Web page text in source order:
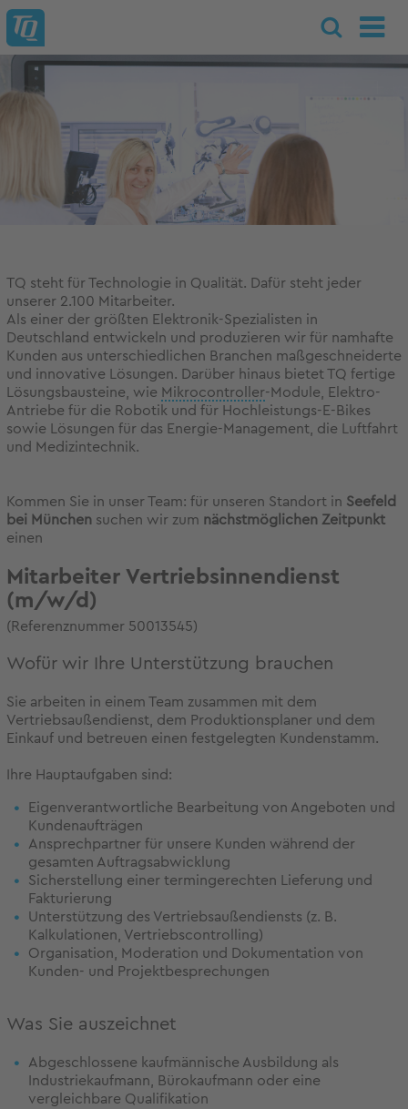
TQ steht für Technologie in Qualität. Dafür steht jeder
unserer 2.100 Mitarbeiter.
Als einer der größten Elektronik-Spezialisten in
Deutschland entwickeln und produzieren wir für namhafte
Kunden aus unterschiedlichen Branchen maßgeschneiderte
und innovative Lösungen. Darüber hinaus bietet TQ fertige
Lösungsbausteine, wie Mikrocontroller-Module, Elektro-
Antriebe für die Robotik und für Hochleistungs-E-Bikes
sowie Lösungen für das Energie-Management, die Luftfahrt
und Medizintechnik.
Kommen Sie in unser Team: für unseren Standort in Seefeld
bei München suchen wir zum nächstmöglichen Zeitpunkt
einen
Mitarbeiter Vertriebsinnendienst
(m/w/d)
(Referenznummer 50013545)
Wofür wir Ihre Unterstützung brauchen
Sie arbeiten in einem Team zusammen mit dem
Vertriebsaußendienst, dem Produktionsplaner und dem
Einkauf und betreuen einen festgelegten Kundenstamm.
Ihre Hauptaufgaben sind:
Eigenverantwortliche Bearbeitung von Angeboten und
Kundenaufträgen
Ansprechpartner für unsere Kunden während der
gesamten Auftragsabwicklung
Sicherstellung einer termingerechten Lieferung und
Fakturierung
Unterstützung des Vertriebsaußendiensts (z. B.
Kalkulationen, Vertriebscontrolling)
Organisation, Moderation und Dokumentation von
Kunden- und Projektbesprechungen
Was Sie auszeichnet
Abgeschlossene kaufmännische Ausbildung als
Industriekaufmann, Bürokaufmann oder eine
vergleichbare Qualifikation